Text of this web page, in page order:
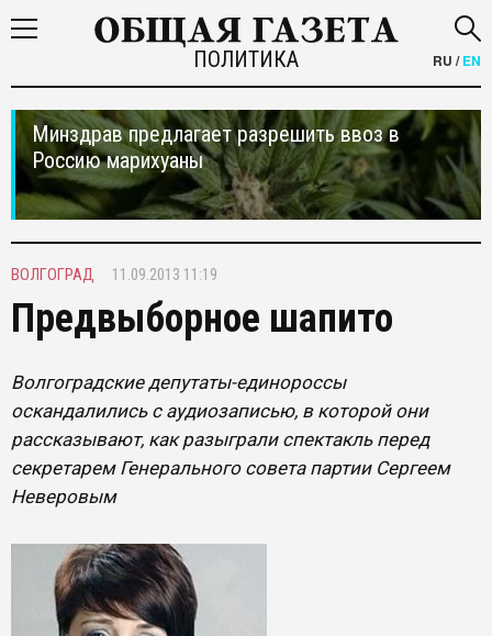
ПОЛИТИКА RU /EN
Минздрав предлагает разрешить ввоз в
Россию марихуаны
ВОЛГОГРАД 11.09.2013 11:19
Предвыборное шапито
Волгоградские депутаты-единороссы
оскандалились с аудиозаписью, в которой они
рассказывают, как разыграли спектакль перед
секретарем Генерального совета партии Сергеем
Неверовым